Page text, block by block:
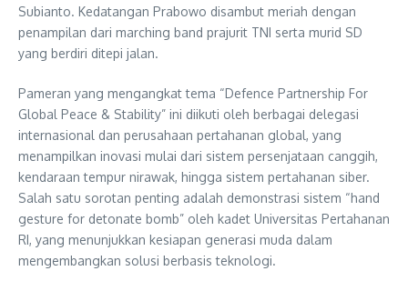
Subianto. Kedatangan Prabowo disambut meriah dengan
penampilan dari marching band prajurit TNI serta murid SD
yang berdiri ditepi jalan.
Pameran yang mengangkat tema “Defence Partnership For
Global Peace & Stability” ini diikuti oleh berbagai delegasi
internasional dan perusahaan pertahanan global, yang
menampilkan inovasi mulai dari sistem persenjataan canggih,
kendaraan tempur nirawak, hingga sistem pertahanan siber.
Salah satu sorotan penting adalah demonstrasi sistem “hand
gesture for detonate bomb” oleh kadet Universitas Pertahanan
RI, yang menunjukkan kesiapan generasi muda dalam
mengembangkan solusi berbasis teknologi.